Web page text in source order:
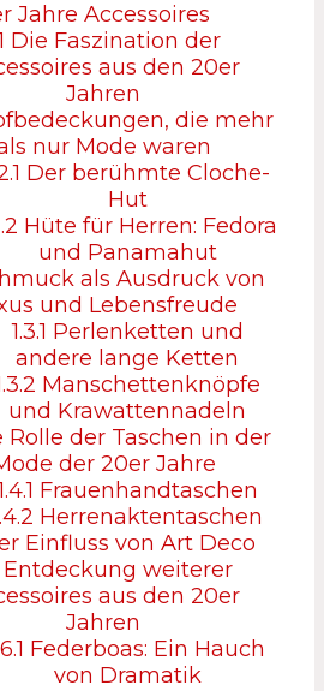
Jahre Accessoires
Die Faszination der
aus den 20er
Jahren
die mehr
nur Mode waren
Der berühmte Cloche-
Hut
Hüte für Herren: Fedora
und Panamahut
als Ausdruck von
und Lebensfreude
1.3.1 Perlenketten und
andere lange Ketten
Manschettenknöpfe
und Krawattennadeln
Rolle der Taschen in der
der 20er Jahre
Frauenhandtaschen
Herrenaktentaschen
Einfluss von Art Deco
Entdeckung weiterer
aus den 20er
Jahren
Federboas: Ein Hauch
von Dramatik